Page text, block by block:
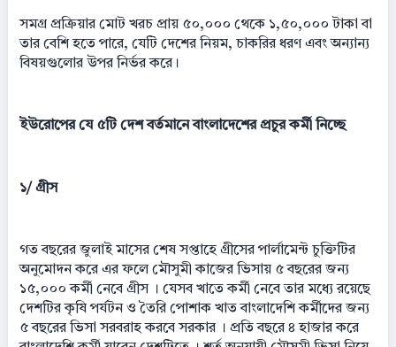
সমগ্র প্রক্রিয়ার মোট খরচ প্রায় ৫০,০০০ থেকে ১,৫০,০০০ টাকা বা
তার বেশি হতে পারে, যেটি দেশের নিয়ম, চাকরির ধরণ এবং অন্যান্য
বিষয়গুলোর উপর নির্ভর করে।
ইউরোপের যে ৫টি দেশ বর্তমানে বাংলাদেশের প্রচুর কর্মী নিচ্ছে
১/ গ্রীস
গত বছরের জুলাই মাসের শেষ সপ্তাহে গ্রীসের পার্লামেন্ট চুক্তিটির
অনুমোদন করে এর ফলে মৌসুমী কাজের ভিসায় ৫ বছরের জন্য
১৫,০০০ কর্মী নেবে গ্রীস । যেসব খাতে কর্মী নেবে তার মধ্যে রয়েছে
দেশটির কৃষি পর্যটন ও তৈরি পোশাক খাত বাংলাদেশি কর্মীদের জন্য
৫ বছরের ভিসা সরবরাহ করবে সরকার । প্রতি বছরে ৪ হাজার করে